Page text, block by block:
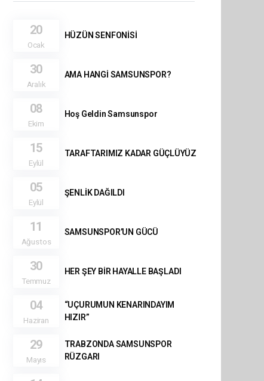
20
Ocak
HÜZÜN SENFONİSİ
30
Aralık
AMA HANGİ SAMSUNSPOR?
08
Ekim
Hoş Geldin Samsunspor
15
Eylül
TARAFTARIMIZ KADAR GÜÇLÜYÜZ
05
Eylül
ŞENLİK DAĞILDI
11
Ağustos
SAMSUNSPOR’UN GÜCÜ
30
Temmuz
HER ŞEY BİR HAYALLE BAŞLADI
04
Haziran
“UÇURUMUN KENARINDAYIM
HIZIR”
29
Mayıs
TRABZONDA SAMSUNSPOR
RÜZGARI